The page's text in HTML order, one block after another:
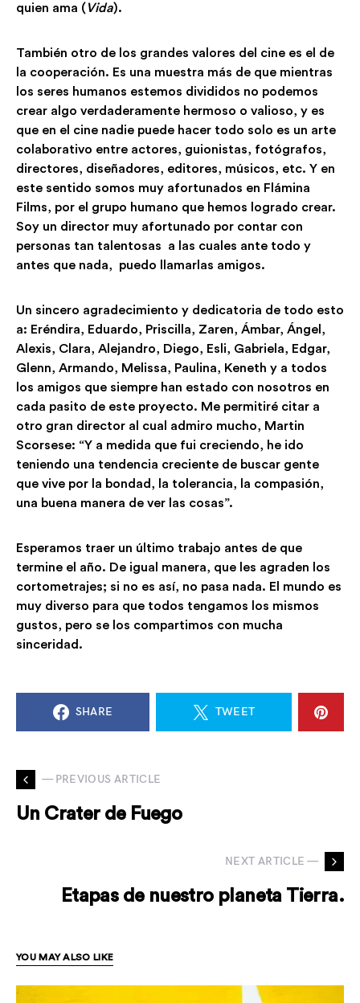
quien ama (Vida).
También otro de los grandes valores del cine es el de
la cooperación. Es una muestra más de que mientras
los seres humanos estemos divididos no podemos
crear algo verdaderamente hermoso o valioso, y es
que en el cine nadie puede hacer todo solo es un arte
colaborativo entre actores, guionistas, fotógrafos,
directores, diseñadores, editores, músicos, etc. Y en
este sentido somos muy afortunados en Flámina
Films, por el grupo humano que hemos logrado crear.
Soy un director muy afortunado por contar con
personas tan talentosas a las cuales ante todo y
antes que nada, puedo llamarlas amigos.
Un sincero agradecimiento y dedicatoria de todo esto
a: Eréndira, Eduardo, Priscilla, Zaren, Ámbar, Ángel,
Alexis, Clara, Alejandro, Diego, Esli, Gabriela, Edgar,
Glenn, Armando, Melissa, Paulina, Keneth y a todos
los amigos que siempre han estado con nosotros en
cada pasito de este proyecto. Me permitiré citar a
otro gran director al cual admiro mucho, Martin
Scorsese: “Y a medida que fui creciendo, he ido
teniendo una tendencia creciente de buscar gente
que vive por la bondad, la tolerancia, la compasión,
una buena manera de ver las cosas”.
Esperamos traer un último trabajo antes de que
termine el año. De igual manera, que les agraden los
cortometrajes; si no es así, no pasa nada. El mundo es
muy diverso para que todos tengamos los mismos
gustos, pero se los compartimos con mucha
sinceridad.
SHARE TWEET
— PREVIOUS ARTICLE
Un Crater de Fuego
NEXT ARTICLE —
Etapas de nuestro planeta Tierra.
YOU MAY ALSO LIKE